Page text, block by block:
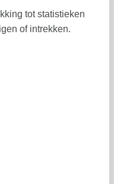
25 26 27
tot statistieken
of intrekken.